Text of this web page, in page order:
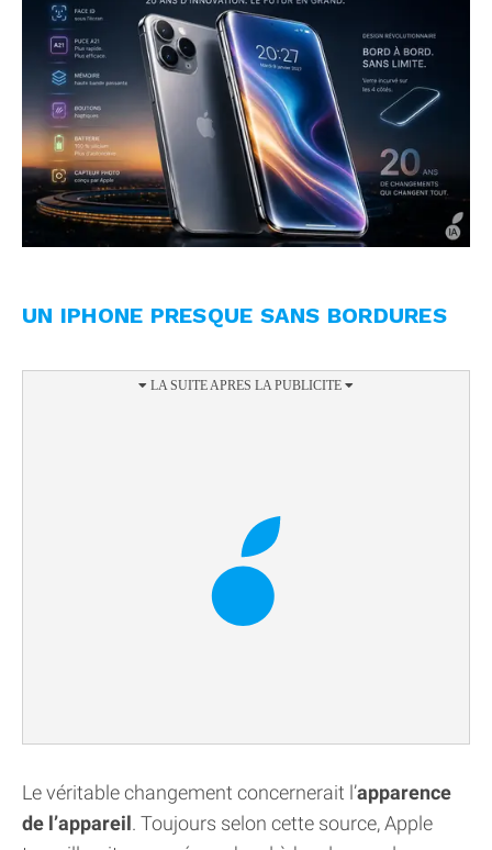
UN IPHONE PRESQUE SANS BORDURES
Le véritable changement concernerait l’apparence
de l’appareil. Toujours selon cette source, Apple